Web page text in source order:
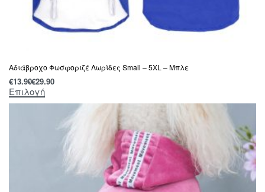
Αδιάβροχο Φωσφοριζέ Λωρίδες Small – 5XL – Μπλε
€13.90€29.90
Επιλογή